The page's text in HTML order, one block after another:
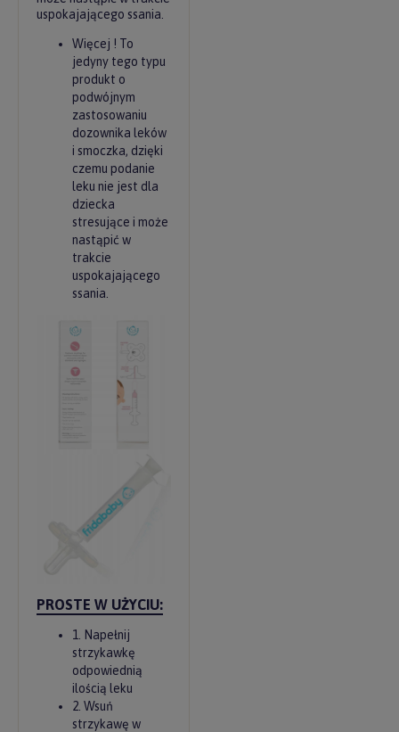
uspokajającego ssania.
Więcej ! To
jedyny tego typu
produkt o
podwójnym
zastosowaniu
dozownika leków
i smoczka, dzięki
czemu podanie
leku nie jest dla
dziecka
stresujące i może
nastąpić w
trakcie
uspokajającego
ssania.
PROSTE W UŻYCIU:
1. Napełnij
strzykawkę
odpowiednią
ilością leku
2. Wsuń
strzykawę w